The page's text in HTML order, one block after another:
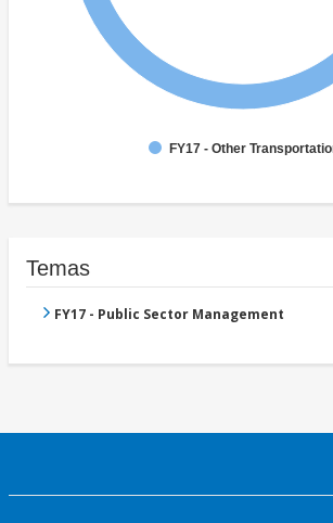
FY17 - Other
Temas
FY17 - Public Sector Management